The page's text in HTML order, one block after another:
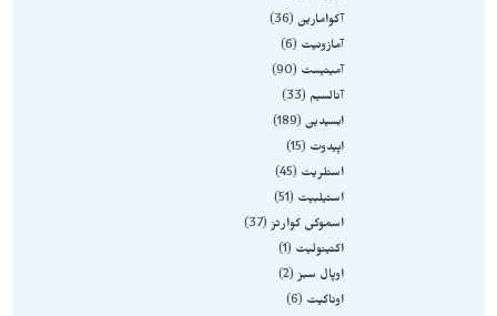
آکوامارین 36
آمازونیت
6
آمیتیست
90
آنالسیم
33
ابسیدین 189
اپیدوت
15
استلریت
45
استیلبیت
51
اسموکی کوارتز 37
اکتینولیت
1
اوپال سبز 2
اوناکیت
6